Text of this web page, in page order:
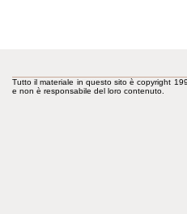
Tutto il materiale in questo sito è copyright
e non è responsabile del loro contenuto.